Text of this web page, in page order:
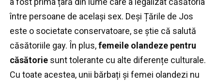
între persoane de același sex. Deși Țările de Jos
este o societate conservatoare, se știe că salută
căsătoriile gay. În plus,femeile olandeze pentru
căsătorie sunt tolerante cu alte diferențe culturale.
Cu toate acestea, unii bărbați și femei olandezi nu